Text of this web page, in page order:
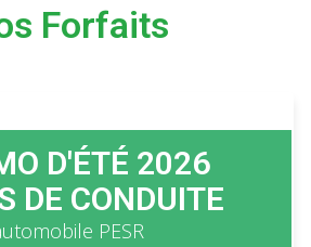
Forfaits
D'ÉTÉ 2026
DE CONDUITE
PESR